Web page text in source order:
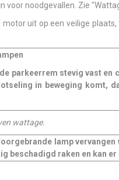
voor noodgevallen. Zie
uit op een veilige
parkeerrem stevig vast en
in beweging komt,
wattage.
lamp
beschadigd raken en kan er